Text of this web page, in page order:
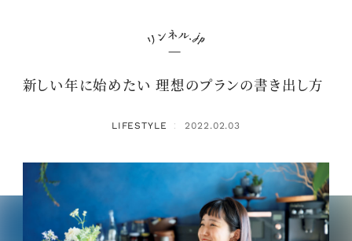
新しい年に始めたい 理想のプランの書き出し方
LIFESTYLE ： 2022.02.03